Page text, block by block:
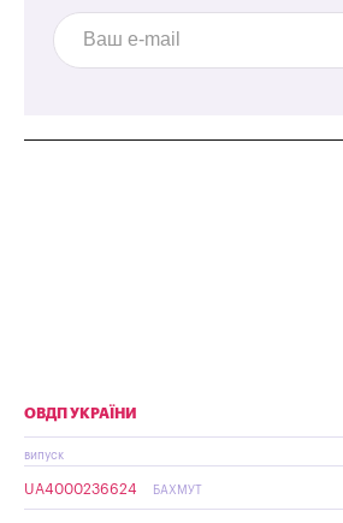
ОВДП УКРАЇНИ
випуск
UA4000236624 БАХМУТ